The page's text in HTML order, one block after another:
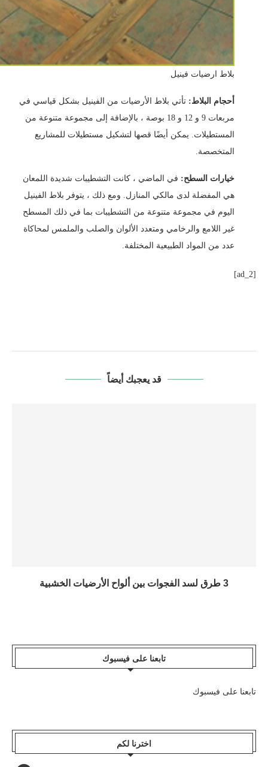
بلاط ارضيات فينيل
أحجام البلاط: تأتي بلاط الأرضيات من الفينيل بشكل قياسي في
مربعات 9 و 12 و 18 بوصة ، بالإضافة إلى مجموعة متنوعة من
المستطيلات. يمكن أيضًا قصها لتشكيل مستطيلات للمشاريع
المتخصصة.
خيارات السطح: في الماضي ، كانت التشطيبات شديدة اللمعان
هي المفضلة لدى مالكي المنازل. ومع ذلك ، يتوفر بلاط الفينيل
اليوم في مجموعة متنوعة من التشطيبات بما في ذلك المسطح
غير اللامع والرخامي ومتعدد الألوان والصلب والملمس لمحاكاة
عدد من المواد الطبيعية المختلفة.
[ad_2]
قد يعجبك أيضاً
3 طرق لسد الفجوات بين ألواح الأرضيات الخشبية
تابعنا على فيسبوك
تابعنا على فيسبوك
اخترنا لكم